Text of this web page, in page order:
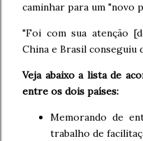
caminhar para um "novo
"Foi com sua atenção
China e Brasil conseguiu
Veja abaixo a lista de
entre os dois países:
Memorando de
trabalho de